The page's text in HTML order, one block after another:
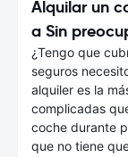
Alquilar un
a Sin
¿Tengo que
seguros
alquiler es la
complicadas
coche durante
que no tiene